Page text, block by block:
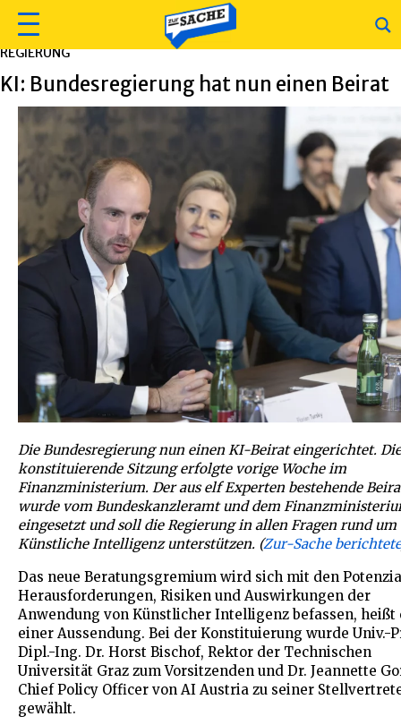
REGIERUNG
KI: Bundesregierung hat nun einen Beirat
Die Bundesregierung nun einen KI-Beirat eingerichtet. Die
konstituierende Sitzung erfolgte vorige Woche im
Finanzministerium. Der aus elf Experten bestehende
wurde vom Bundeskanzleramt und dem
eingesetzt und soll die Regierung in allen Fragen rund um
Künstliche Intelligenz unterstützen. (Zur-Sache berichtete
Das neue Beratungsgremium wird sich mit den
Herausforderungen, Risiken und Auswirkungen der
Anwendung von Künstlicher Intelligenz befassen, heißt
einer Aussendung. Bei der Konstituierung wurde Univ.-
Dipl.-Ing. Dr. Horst Bischof, Rektor der Technischen
Universität Graz zum Vorsitzenden und Dr. Jeannette
Chief Policy Officer von AI Austria zu seiner
gewählt.